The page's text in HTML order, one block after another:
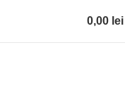
0,00 lei